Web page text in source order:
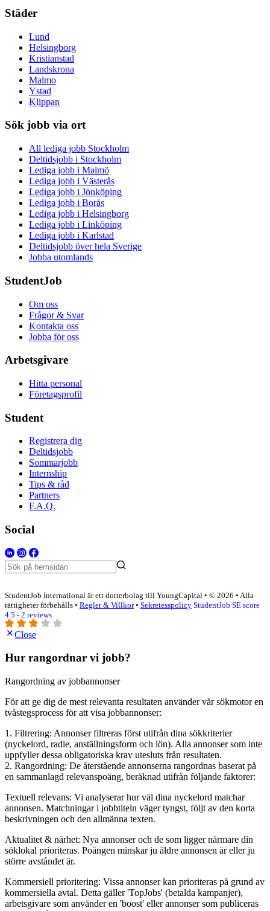
Städer
Lund
Helsingborg
Kristianstad
Landskrona
Malmo
Ystad
Klippan
Sök jobb via ort
All lediga jobb Stockholm
Deltidsjobb i Stockholm
Lediga jobb i Malmö
Lediga jobb i Västerås
Lediga jobb i Jönköping
Lediga jobb i Borås
Lediga jobb i Helsingborg
Lediga jobb i Linköping
Lediga jobb i Karlstad
Deltidsjobb över hela Sverige
Jobba utomlands
StudentJob
Om oss
Frågor & Svar
Kontakta oss
Jobba för oss
Arbetsgivare
Hitta personal
Företagsprofil
Student
Registrera dig
Deltidsjobb
Sommarjobb
Internship
Tips & råd
Partners
F.A.Q.
Social
StudentJob International är ett dotterbolag till YoungCapital • © 2026 • Alla
rättigheter förbehålls • Regler & Villkor• Sekretesspolicy StudentJob SE score
4.5 - 2 reviews
Close
Hur rangordnar vi jobb?
Rangordning av jobbannonser
För att ge dig de mest relevanta resultaten använder vår sökmotor en
tvåstegsprocess för att visa jobbannonser:
1. Filtrering: Annonser filtreras först utifrån dina sökkriterier
(nyckelord, radie, anställningsform och lön). Alla annonser som inte
uppfyller dessa obligatoriska krav utesluts från resultaten.
2. Rangordning: De återstående annonserna rangordnas baserat på
en sammanlagd relevanspoäng, beräknad utifrån följande faktorer:
Textuell relevans: Vi analyserar hur väl dina nyckelord matchar
annonsen. Matchningar i jobbtiteln väger tyngst, följt av den korta
beskrivningen och den allmänna texten.
Aktualitet & närhet: Nya annonser och de som ligger närmare din
söklokal prioriteras. Poängen minskar ju äldre annonsen är eller ju
större avståndet är.
Kommersiell prioritering: Vissa annonser kan prioriteras på grund av
kommersiella avtal. Detta gäller 'TopJobs' (betalda kampanjer),
arbetsgivare som använder en 'boost' eller annonser som publiceras